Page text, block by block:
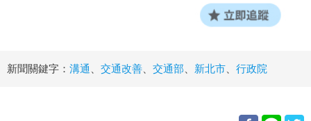
新聞關鍵字： 溝通 交通改善 交通部 新北市 行政院